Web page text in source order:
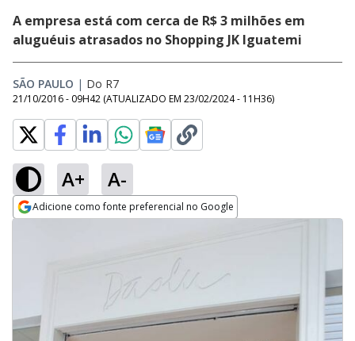
A empresa está com cerca de R$ 3 milhões em
aluguéuis atrasados no Shopping JK Iguatemi
SÃO PAULO | Do R7
21/10/2016 - 09H42 (ATUALIZADO EM 23/02/2024 - 11H36)
A+ A-
Adicione como fonte preferencial no Google